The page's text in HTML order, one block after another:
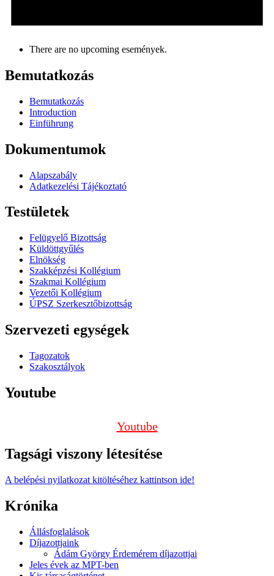
There are no upcoming események.
Bemutatkozás
Bemutatkozás
Introduction
Einführung
Dokumentumok
Alapszabály
Adatkezelési Tájékoztató
Testületek
Felügyelő Bizottság
Küldöttgyűlés
Elnökség
Szakképzési Kollégium
Szakmai Kollégium
Vezetői Kollégium
ÚPSZ Szerkesztőbizottság
Szervezeti egységek
Tagozatok
Szakosztályok
Youtube
Youtube
Tagsági viszony létesítése
A belépési nyilatkozat kitöltéséhez kattintson ide!
Krónika
Állásfoglalások
Díjazottjaink
Ádám György Érdemérem díjazottjai
Jeles évek az MPT-ben